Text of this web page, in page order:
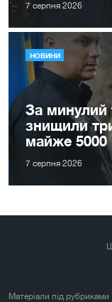
7 серпня 2026
НОВИНИ
За
знищили
майже 5000
7 серпня 2026
Матеріали під